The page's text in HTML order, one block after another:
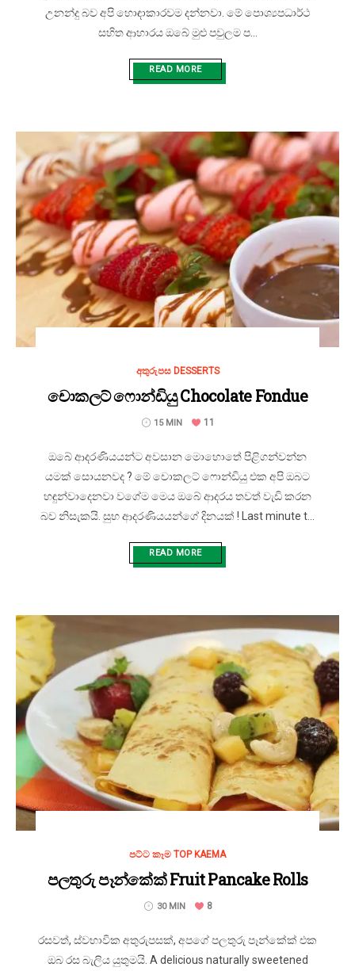
උනන්දු බව අපි හොඳාකාරවම දන්නවා. මේ පොශ්‍යපධාර්ථ
සහිත ආහාරය ඔබේ මුළු පවුලම ප...
READ MORE
අතුරුපස DESSERTS
චොකලට් ෆොන්ඩියු Chocolate Fondue
15 MIN 11
ඔබේ ආදරණියයන්ට අවසාන මොහොතේ පිළිගන්වන්න
යමක් සොයනවද ? මේ චොකලට් ෆොන්ඩියු එක අපි ඔබට
හඳුන්වාදෙනවා වගේම මෙය ඔබේ ආදරය තවත් වැඩි කරන
බව නිසැකයි. සුභ ආදරණියයන්ගේ දිනයක් ! Last minute t...
READ MORE
පට්ට කෑම TOP KAEMA
පලතුරු පෑන්කේක් Fruit Pancake Rolls
30 MIN 8
රසවත්, ස්වභාවික අතුරුපසක්, අපගේ පලතුරු පෑන්කේක් එක
ඔබ රස බැලිය යුතුමයි. A delicious naturally sweetened